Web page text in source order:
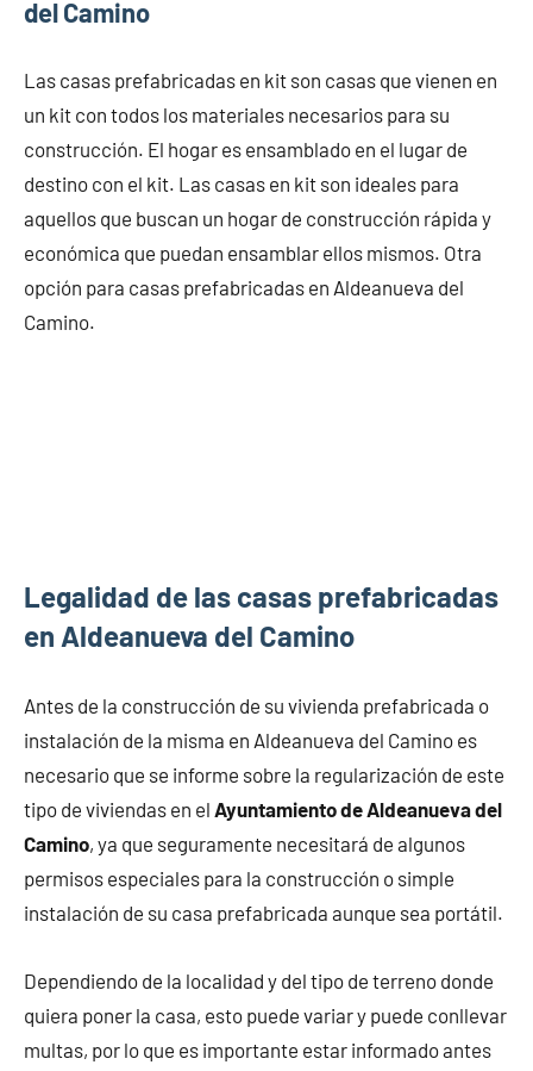
del Camino
Las casas prefabricadas en kit son casas que vienen en
un kit con todos los materiales necesarios para su
construcción. El hogar es ensamblado en el lugar de
destino con el kit. Las casas en kit son ideales para
aquellos que buscan un hogar de construcción rápida y
económica que puedan ensamblar ellos mismos. Otra
opción para casas prefabricadas en Aldeanueva del
Camino.
Legalidad de las casas prefabricadas
en Aldeanueva del Camino
Antes de la construcción de su vivienda prefabricada o
instalación de la misma en Aldeanueva del Camino es
necesario que se informe sobre la regularización de este
tipo de viviendas en el Ayuntamiento de Aldeanueva del
Camino, ya que seguramente necesitará de algunos
permisos especiales para la construcción o simple
instalación de su casa prefabricada aunque sea portátil.
Dependiendo de la localidad y del tipo de terreno donde
quiera poner la casa, esto puede variar y puede conllevar
multas, por lo que es importante estar informado antes